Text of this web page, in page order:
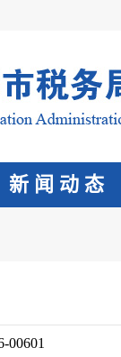
新 闻 动 态
00601